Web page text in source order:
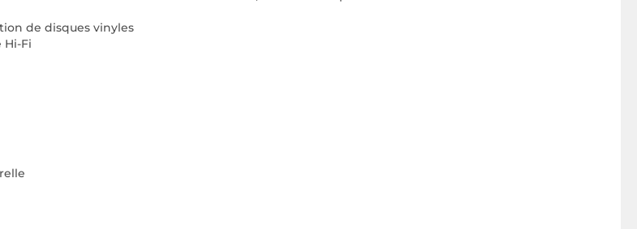
de disques vinyles
Fi